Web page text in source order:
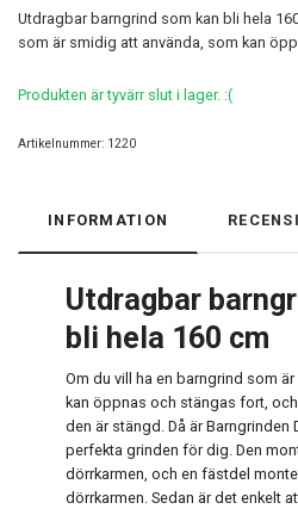
Utdragbar barngrind som kan bli hela
som är smidig att använda, som kan
Produkten är tyvärr slut i lager. :(
Artikelnummer: 1220
INFORMATION
Utdragbar
bli hela 160 cm
Om du vill ha en barngrind som
kan öppnas och stängas fort,
den är stängd. Då är Barngrinden
perfekta grinden för dig. Den
dörrkarmen, och en fästdel
dörrkarmen. Sedan är det enkelt